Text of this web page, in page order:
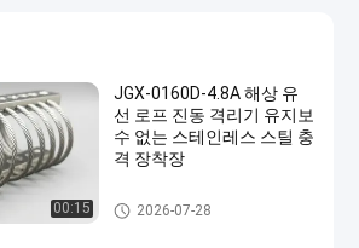
00:15
JGX-0160D-4.8A 해상 유
선 로프 진동 격리기 유지보
수 없는 스테인레스 스틸 충
격 장착장
와이어 로프 제진기
2026-07-28